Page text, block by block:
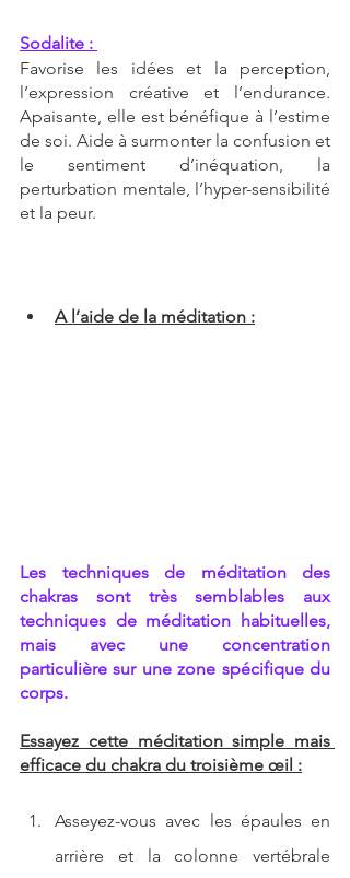
Sodalite :
Favorise les idées et la perception,
l’expression créative et l’endurance.
Apaisante, elle est bénéfique à l’estime
de soi. Aide à surmonter la confusion et
le sentiment d’inéquation, la
perturbation mentale, l’hyper-sensibilité
et la peur.
A l’aide de la méditation :
Les techniques de méditation des
chakras sont très semblables aux
techniques de méditation habituelles,
mais avec une concentration
particulière sur une zone spécifique du
corps.
Essayez cette méditation simple mais
efficace du chakra du troisième œil :
Asseyez-vous avec les épaules en
arrière et la colonne vertébrale